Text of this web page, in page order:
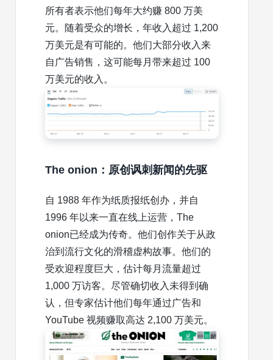
所有者表示他们每年大约赚 800 万美
元。随着受众的增长，年收入超过 1,200
万美元是有可能的。他们大部分收入来
自广告销售，这可能每月带来超过 100
万美元的收入。
The onion：原创讽刺新闻的先驱
自 1988 年作为纸质报纸创办，并自
1996 年以来一直在线上运营，The
onion已经成为传奇。他们创作关于从政
治到流行文化的滑稽虚构故事。他们的
受欢迎程度巨大，估计每月流量超过
1,000 万访客。尽管确切收入未得到确
认，但专家估计他们每年通过广告和
YouTube 视频赚取高达 2,100 万美元。